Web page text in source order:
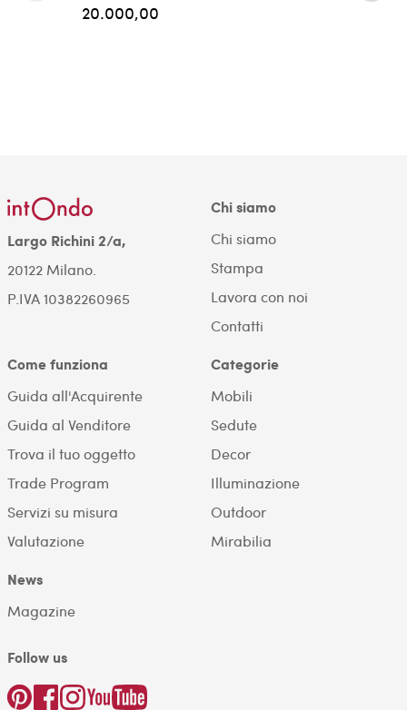
20.000,00
Largo Richini 2/a,
20122 Milano.
P.IVA 10382260965
Chi siamo
Chi siamo
Stampa
Lavora con noi
Contatti
Come funziona
Guida all'Acquirente
Guida al Venditore
Trova il tuo oggetto
Trade Program
Servizi su misura
Valutazione
Categorie
Mobili
Sedute
Decor
Illuminazione
Outdoor
Mirabilia
News
Magazine
Follow us